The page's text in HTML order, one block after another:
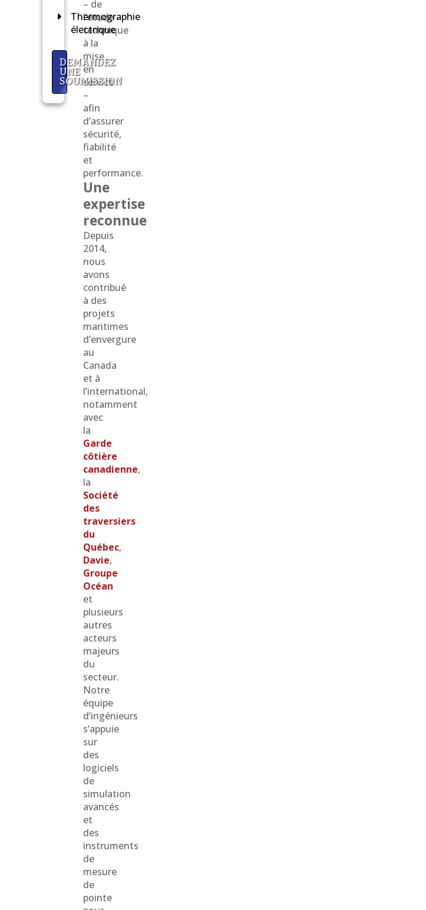
Thermographie
électrique
DEMANDEZ
UNE
SOUMISSION
– de
l’étude
technique
à la
mise
en
service
–
afin
d’assurer
sécurité,
fiabilité
et
performance.
Une
expertise
reconnue
Depuis
2014,
nous
avons
contribué
à des
projets
maritimes
d’envergure
au
Canada
et à
l’international,
notamment
avec
la
Garde
côtière
canadienne,
la
Société
des
traversiers
du
Québec,
Davie,
Groupe
Océan
et
plusieurs
autres
acteurs
majeurs
du
secteur.
Notre
équipe
d’ingénieurs
s’appuie
sur
des
logiciels
de
simulation
avancés
et
des
instruments
de
mesure
de
pointe